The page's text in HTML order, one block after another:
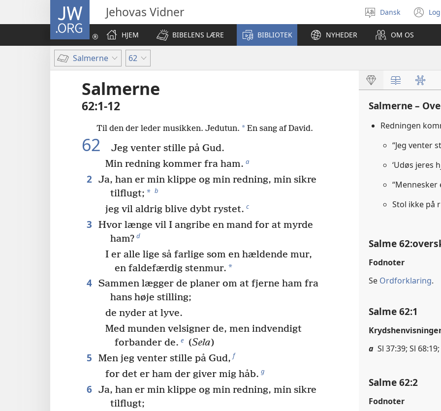
JW.ORG Jehovas Vidner
Vælg
sprog
Dansk
HJEM BIBELENS LÆRE BIBLIOTEK NYHEDER OM OS
Salmerne 62
Salmerne
62:1-12
Til den der leder musikken. Jedutun. *En sang af David.
62
Jeg venter stille på Gud.
Min redning kommer fra ham. a
2 Ja, han er min klippe og min redning, min sikre
tilflugt; * b
jeg vil aldrig blive dybt rystet. c
3
Hvor længe vil I angribe en mand for at myrde
ham? d
I er alle lige så farlige som en hældende mur,
en faldefærdig stenmur. *
4 Sammen lægger de planer om at fjerne ham fra
hans høje stilling;
de nyder at lyve.
Med munden velsigner de, men indvendigt
forbander de. e (Sela)
5 Men jeg venter stille på Gud, f
for det er ham der giver mig håb. g
6 Ja, han er min klippe og min redning, min sikre
tilflugt;
Salmerne –
Redningen
“Jeg venter
‘Udøs jeres
Stol ikke på
Salme
Fodnoter
Se Ordforklaring.
Salme 62:1
a Sl 37:39; Sl
Salme 62:2
Fodnoter